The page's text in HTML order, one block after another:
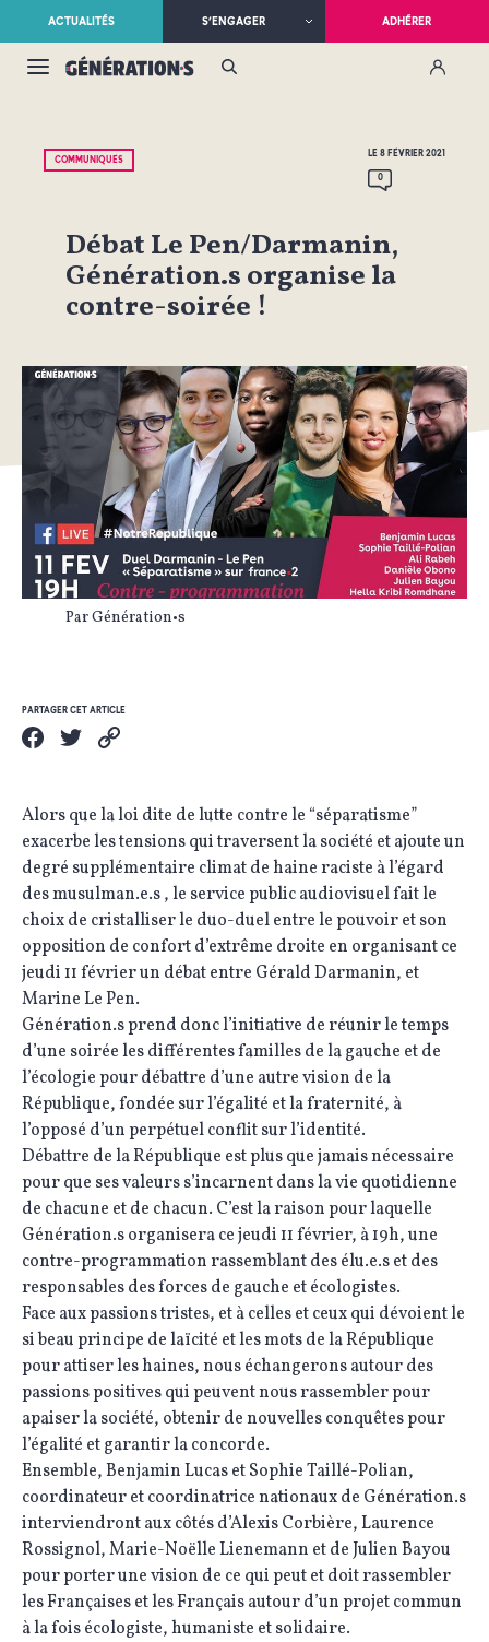
ACTUALITÉS S’ENGAGER ADHÉRER
COMMUNIQUÉS
LE 8 FÉVRIER 2021
0
Débat Le Pen/Darmanin,
Génération.s organise la
contre-soirée !
Par Génération•s
PARTAGER CET ARTICLE
Alors que la loi dite de lutte contre le “séparatisme”
exacerbe les tensions qui traversent la société et ajoute un
degré supplémentaire climat de haine raciste à l’égard
des musulman.e.s , le service public audiovisuel fait le
choix de cristalliser le duo-duel entre le pouvoir et son
opposition de confort d’extrême droite en organisant ce
jeudi 11 février un débat entre Gérald Darmanin, et
Marine Le Pen.
Génération.s prend donc l’initiative de réunir le temps
d’une soirée les différentes familles de la gauche et de
l’écologie pour débattre d’une autre vision de la
République, fondée sur l’égalité et la fraternité, à
l’opposé d’un perpétuel conflit sur l’identité.
Débattre de la République est plus que jamais nécessaire
pour que ses valeurs s’incarnent dans la vie quotidienne
de chacune et de chacun. C’est la raison pour laquelle
Génération.s organisera ce jeudi 11 février, à 19h, une
contre-programmation rassemblant des élu.e.s et des
responsables des forces de gauche et écologistes.
Face aux passions tristes, et à celles et ceux qui dévoient le
si beau principe de laïcité et les mots de la République
pour attiser les haines, nous échangerons autour des
passions positives qui peuvent nous rassembler pour
apaiser la société, obtenir de nouvelles conquêtes pour
l’égalité et garantir la concorde.
Ensemble, Benjamin Lucas et Sophie Taillé-Polian,
coordinateur et coordinatrice nationaux de Génération.s
interviendront aux côtés d’Alexis Corbière, Laurence
Rossignol, Marie-Noëlle Lienemann et de Julien Bayou
pour porter une vision de ce qui peut et doit rassembler
les Françaises et les Français autour d’un projet commun
à la fois écologiste, humaniste et solidaire.